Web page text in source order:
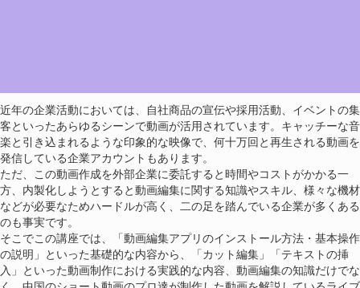
近年の企業活動においては、自社商品の宣伝や採用活動、イベントの集
客といったあらゆるシーンで動画が活用されています。キャッチーな音
楽と引き込まれるような印象的な映像で、何十万回と再生される動画を
発信している企業アカウントもあります。
ただ、この動画作成を外部企業に委託すると時間やコストがかかる一
方、内製化しようとすると動画編集に関する知識やスキル、様々な機材
などが必要なためハードルが高く、二の足を踏んでいる企業が多くある
のも事実です。
そこでこの講座では、「動画編集アプリのインストール方法・基本操作
の説明」といった基礎的な内容から、「カット編集」「テキストの挿
入」といった動画制作における実践的な内容、動画編集の知識だけでな